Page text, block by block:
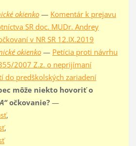
okienko— Komentár k prejavu
SR doc. MUDr. Andrey
v NR SR 12.IX.2019
okienko— Petícia proti návrhu
2007 Z.z. o neprijímaní
do predškolských zariadení
môže niekto hovoriť o
očkovanie?—
,
,